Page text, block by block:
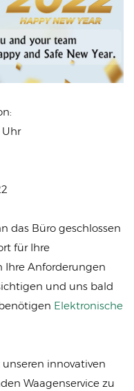
Uhr
das Büro geschlossen
für Ihre
Ihre Anforderungen
und uns bald
Elektronische
innovativen
Waagenservice zu